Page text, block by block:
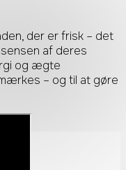
der er frisk – det
af deres
og ægte
– og til at gøre